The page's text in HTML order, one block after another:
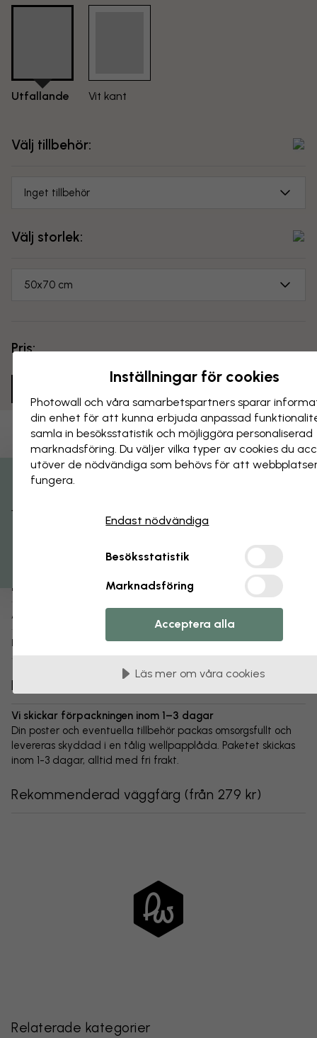
Utfallande Vit kant
Välj tillbehör:
Inget tillbehör
Välj storlek:
50x70 cm
Pris: ...
Lägg i varukorgen
Spara som favorit
Antik botanik
1-3 arbetsdagar
Poster (finns också somtapet
e316429
Läs mer om våra posters
Leverans
Vi skickar förpackningen inom 1–3 dagar
Din poster och eventuella tillbehör packas omsorgsfullt och
levereras skyddad i en tålig wellpapplåda. Paketet skickas
inom 1-3 dagar, alltid med fri frakt.
Rekommenderad väggfärg (från 279 kr)
Relaterade kategorier
Inställningar för cookies
Photowall och våra samarbets­partners sparar
din enhet för att kunna erbjuda anpassad
samla in besöks­statistik och möjliggöra personaliserad
marknads­föring. Du väljer vilka typer av cookies du
utöver de nödvändiga som behövs för att
fungera.
Endast nödvändiga
Besöksstatistik
Marknadsföring
Acceptera alla
Läs mer om våra cookies
Få 15% rabatt